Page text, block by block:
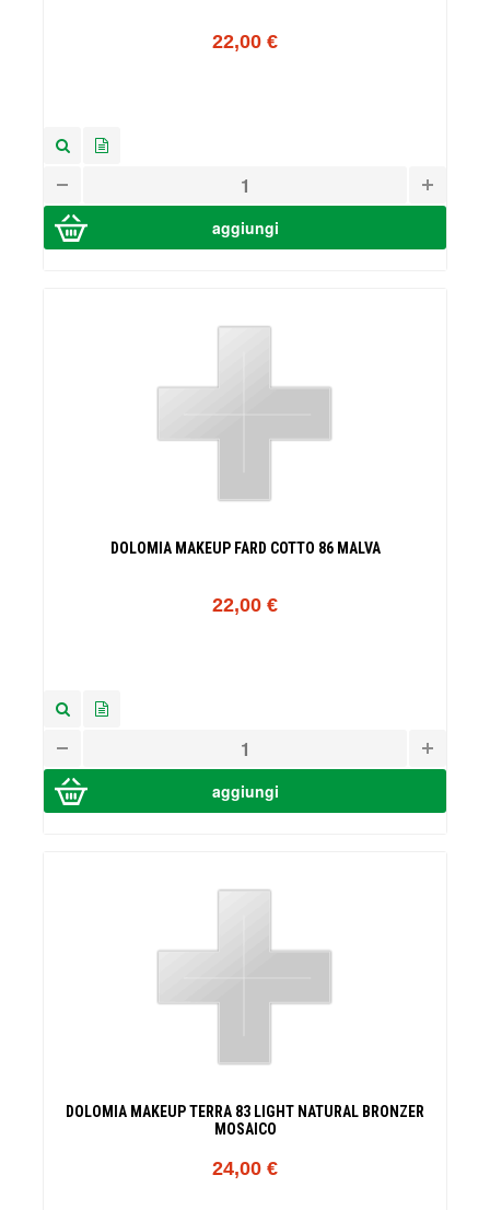
22,00 €
DOLOMIA MAKEUP FARD COTTO 86 MALVA
22,00 €
DOLOMIA MAKEUP TERRA 83 LIGHT NATURAL BRONZER
MOSAICO
24,00 €